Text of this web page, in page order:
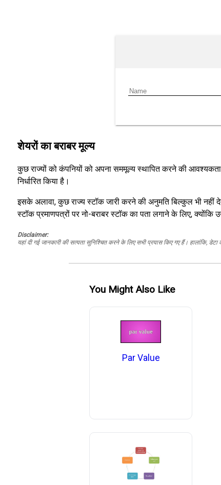
शेयरों का बराबर मूल्य
कुछ राज्यों को कंपनियों को अपना सममूल्य स्थापित करने की
निर्धारित किया है।
इसके अलावा, कुछ राज्य स्टॉक जारी करने की अनुमति बिल्कुल भी
स्टॉक प्रमाणपत्रों पर नो-बराबर स्टॉक का पता लगाने के लिए, क्योंकि
Disclaimer:
यहां दी गई जानकारी की सत्यता सुनिश्चित करने के लिए सभी प्रयास किए गए हैं। हालांकि,
You Might Also Like
Par Value